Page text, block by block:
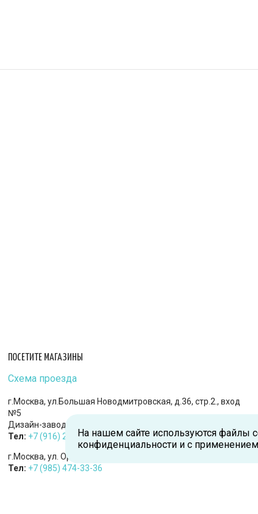
ПОСЕТИТЕ МАГАЗИНЫ
Схема проезда
г.Москва, ул.Большая Новодмитровская, д.36, стр.2., вход
№5
Дизайн-завод «FLACON»
Тел: +7 (916) 215-94-95
г.Москва, ул. Орджоникидзе, д.9, к.1
Тел: +7 (985) 474-33-36
На нашем сайте используются файлы
конфиденциальности и с